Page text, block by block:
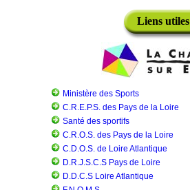
Liens utiles
Ministère des Sports
C.R.E.P.S. des Pays de la Loire
Santé des sportifs
C.R.O.S. des Pays de la Loire
C.D.O.S. de Loire Atlantique
D.R.J.S.C.S Pays de Loire
D.D.C.S Loire Atlantique